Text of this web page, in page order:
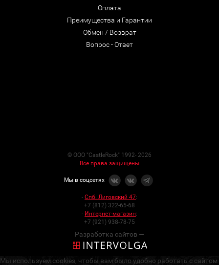
Оплата
Преимущества и Гарантии
Обмен / Возврат
Вопрос - Ответ
© ООО "CastleRock" 1992- 2026
Все права защищены
Мы в соцсетях
- Спб. Лиговский 47:
+7 (812) 322-65-68
- Интернет-магазин:
+7 (921) 938-78-75
Разработка сайтов —
Мы используем cookies, чтобы вам было удобно работать с сайтом